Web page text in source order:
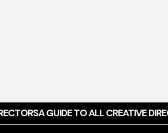
A GUIDE TO ALL CREATIVE